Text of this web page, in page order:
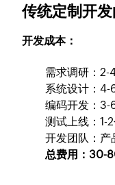
传统定制开
开发成本：
需求调研：2-
系统设计：4-
编码开发：3-
测试上线：1-
开发团队：产
总费用：30-